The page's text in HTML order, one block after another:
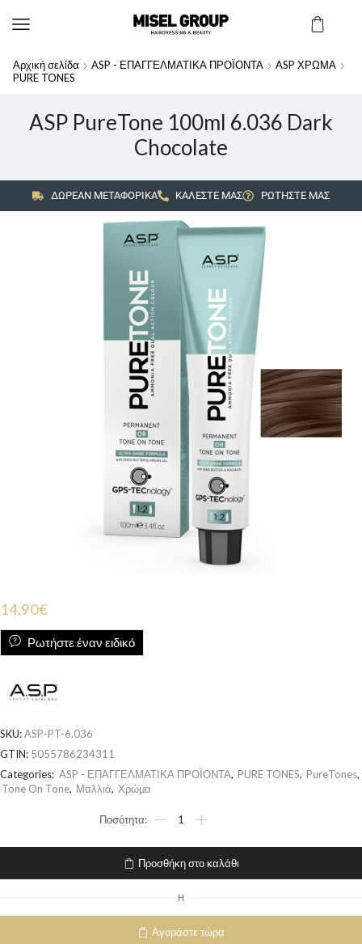
Αρχική σελίδα ASP - ΕΠΑΓΓΕΛΜΑΤΙΚΑ ΠΡΟΪΟΝΤΑ
ASP ΧΡΩΜΑ
PURE TONES
ASP PureTone 100ml 6.036 Dark
Chocolate
ΔΩΡΕΑΝ ΜΕΤΑΦΟΡΙΚΑ ΚΑΛΕΣΤΕ ΜΑΣ ΡΩΤΗΣΤΕ ΜΑΣ
14,90€
Ρωτήστε έναν ειδικό
SKU:ASP-PT-6.036
GTIN: 5055786234311
Categories: ASP - ΕΠΑΓΓΕΛΜΑΤΙΚΑ ΠΡΟΪΟΝΤΑ, PURE TONES, PureTones,
Tone On Tone, Μαλλιά, Χρώμα
Προσθήκη στο καλάθι
H
Αγοράστε τώρα